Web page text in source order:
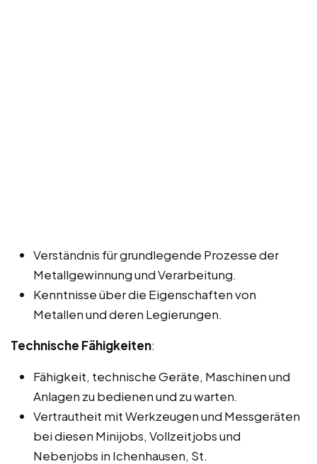
Verständnis für grundlegende Prozesse der
Metallgewinnung und Verarbeitung.
Kenntnisse über die Eigenschaften von
Metallen und deren Legierungen.
Technische Fähigkeiten:
Fähigkeit, technische Geräte, Maschinen und
Anlagen zu bedienen und zu warten.
Vertrautheit mit Werkzeugen und Messgeräten
bei diesen Minijobs, Vollzeitjobs und
Nebenjobs in Ichenhausen, St.